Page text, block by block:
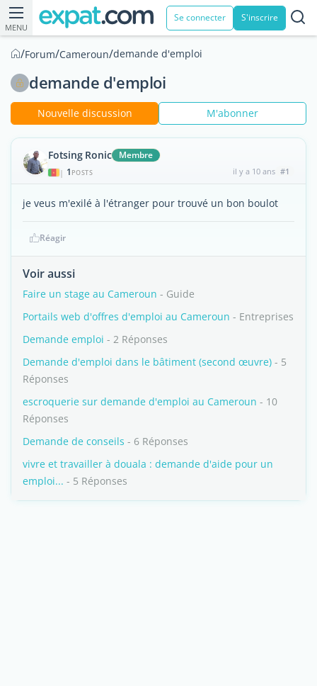
MENU
Se connecter S'inscrire
/Forum/Cameroun/demande d'emploi
demande d'emploi
Nouvelle discussion M'abonner
Fotsing Ronic Membre
| 1 POSTS il y a 10 ans #1
je veus m'exilé à l'étranger pour trouvé un bon boulot
Réagir
Voir aussi
Faire un stage au Cameroun - Guide
Portails web d'offres d'emploi au Cameroun - Entreprises
Demande emploi - 2 Réponses
Demande d'emploi dans le bâtiment (second œuvre) - 5
Réponses
escroquerie sur demande d'emploi au Cameroun - 10
Réponses
Demande de conseils - 6 Réponses
vivre et travailler à douala : demande d'aide pour un
emploi... - 5 Réponses